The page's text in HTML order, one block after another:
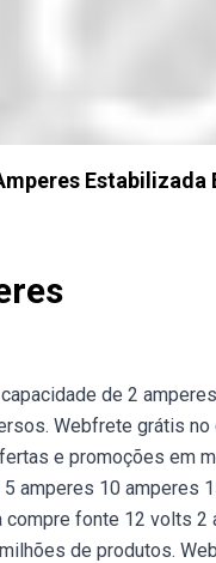
de 2
Webfrete grátis
e promoções em
amperes 10 amperes
fonte 12 volts
de produtos.